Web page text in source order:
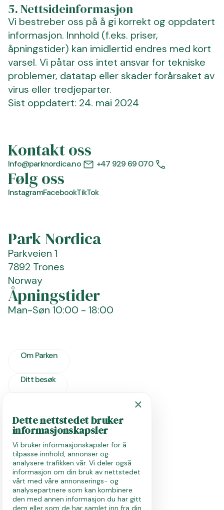
5. Nettsideinformasjon
Vi bestreber oss på å gi korrekt og oppdatert
informasjon. Innhold (f.eks. priser,
åpningstider) kan imidlertid endres med kort
varsel. Vi påtar oss intet ansvar for tekniske
problemer, datatap eller skader forårsaket av
virus eller tredjeparter.
Sist oppdatert: 24. mai 2024
Park Nordica
Parkveien 1
7892 Trones
Norway
Åpningstider
Man-Søn 10:00 - 18:00
Kontakt oss
Info@parknordica.no +47 929 69 070
Følg oss
InstagramFacebookTikTok
Om Parken
Ditt besøk
Guidede materunder
Ledige stillinger
Presse
ENGLISH
NORWEGIAN
×
Dette nettstedet bruker
informasjonskapsler
Vi bruker informasjonskapsler for å
tilpasse innhold, annonser og
analysere trafikken vår. Vi deler også
informasjon om din bruk av nettstedet
vårt med våre annonserings- og
analysepartnere som kan kombinere
den med annen informasjon du har gitt
dem eller som de har samlet inn fra din